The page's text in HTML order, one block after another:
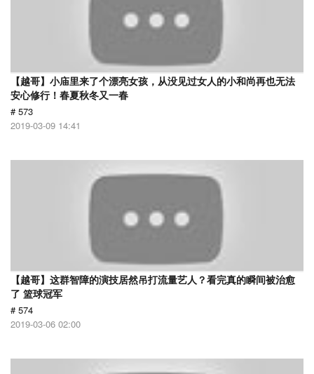
【越哥】小庙里来了个漂亮女孩，从没见过女人的小和尚再也无法
安心修行！春夏秋冬又一春
# 573
2019-03-09 14:41
【越哥】这群智障的演技居然吊打流量艺人？看完真的瞬间被治愈
了 篮球冠军
# 574
2019-03-06 02:00